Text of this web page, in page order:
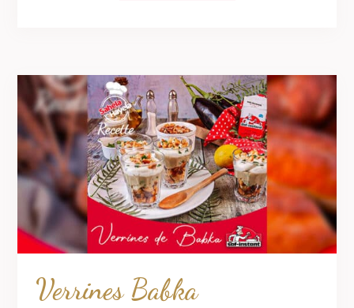
Verrines Babka